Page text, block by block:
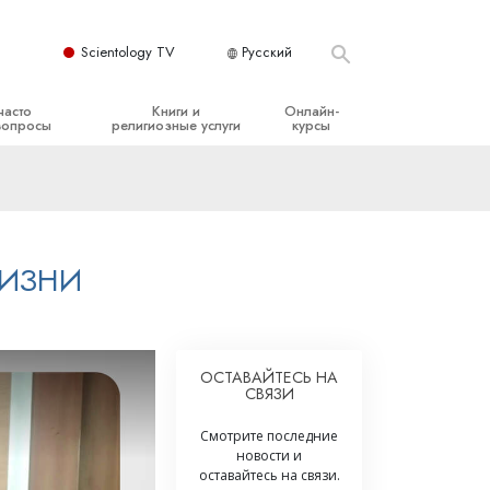
Scientology TV Русский
Книги и
религиозные услуги
Онлайн-
курсы
Помощь при болезнях и травмах
Целостность и честность
Шкала эмоциональных тонов
ОСТАВАЙТЕСЬ НА
СВЯЗИ
Смотрите последние
новости и
оставайтесь на связи.